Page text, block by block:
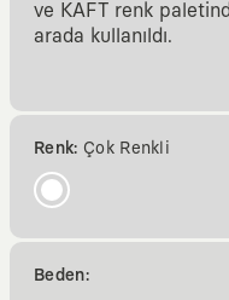
ve KAFT renk
arada kullanıldı.
Renk: Çok Renkli
Beden: